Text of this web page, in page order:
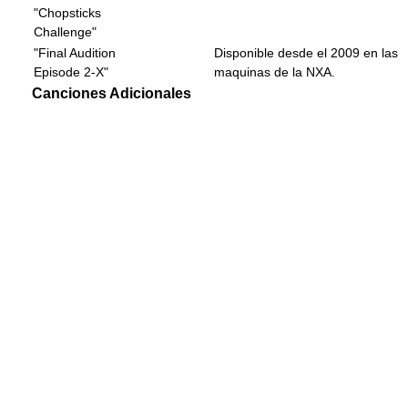
"Chopsticks
Challenge"
"Final Audition
Episode 2-X"
Disponible desde el 2009 en las
maquinas de la NXA.
Canciones Adicionales